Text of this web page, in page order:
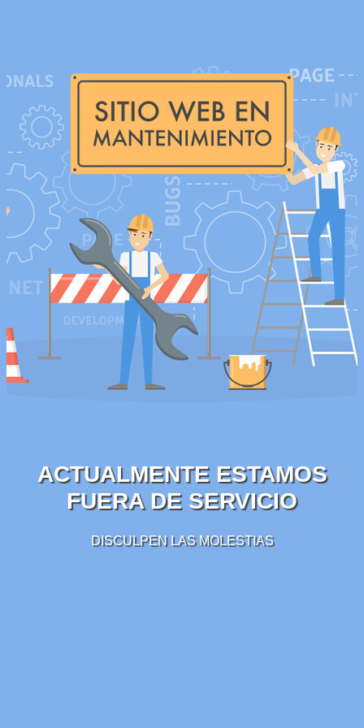
ACTUALMENTE ESTAMOS
FUERA DE SERVICIO
DISCULPEN LAS MOLESTIAS